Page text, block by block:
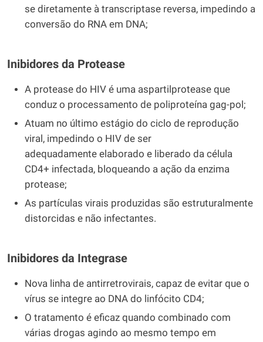
se diretamente à transcriptase reversa, impedindo a
conversão do RNA em DNA;
Inibidores da Protease
A protease do HIV é uma aspartilprotease que
conduz o processamento de poliproteína gag-pol;
Atuam no último estágio do ciclo de reprodução
viral, impedindo o HIV de ser
adequadamente elaborado e liberado da célula
CD4+ infectada, bloqueando a ação da enzima
protease;
As partículas virais produzidas são estruturalmente
distorcidas e não infectantes.
Inibidores da Integrase
Nova linha de antirretrovirais, capaz de evitar que o
vírus se integre ao DNA do linfócito CD4;
O tratamento é eficaz quando combinado com
várias drogas agindo ao mesmo tempo em